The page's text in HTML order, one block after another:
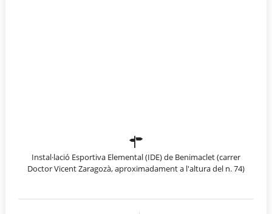
Instal·lació Esportiva Elemental (IDE) de Benimaclet (carrer
Doctor Vicent Zaragozà, aproximadament a l'altura del n. 74)